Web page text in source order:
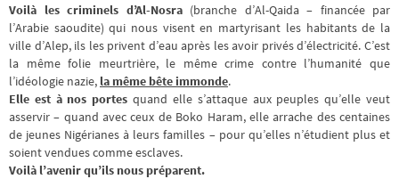
Voilà les criminels d’Al-Nosra(branche d’Al-Qaida – financée par
l’Arabie saoudite) qui nous visent en martyrisant les habitants de la
ville d’Alep, ils les privent d’eau après les avoir privés d’électricité. C’est
la même folie meurtrière, le même crime contre l’humanité que
l’idéologie nazie, la même bête immonde.
Elle est à nos portes quand elle s’attaque aux peuples qu’elle veut
asservir – quand avec ceux de Boko Haram, elle arrache des centaines
de jeunes Nigérianes à leurs familles – pour qu’elles n’étudient plus et
soient vendues comme esclaves.
Voilà l’avenir qu’ils nous préparent.